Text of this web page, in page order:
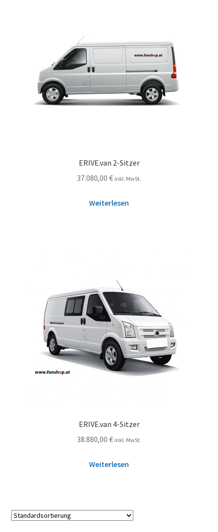
ERIVE.van 2-Sitzer
37.080,00 € inkl. MwSt.
Weiterlesen
ERIVE.van 4-Sitzer
38.880,00 € inkl. MwSt.
Weiterlesen